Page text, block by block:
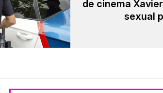
de cinema
sexual